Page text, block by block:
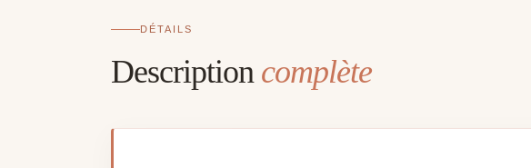
DÉTAILS
Description complète